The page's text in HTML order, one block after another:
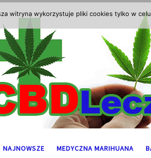
NAJNOWSZE MEDYCZNA MARIHUANA
witryna wykorzystuje pliki cookies tylko w